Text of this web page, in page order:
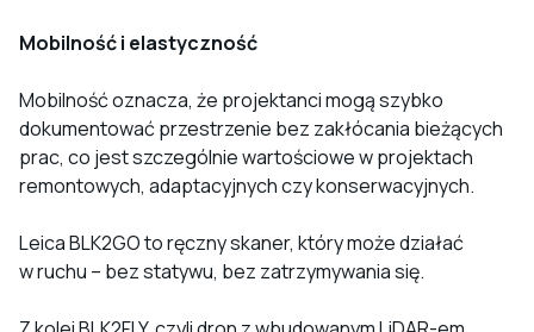
Mobilność i elastyczność
Mobilność oznacza, że projektanci mogą szybko
dokumentować przestrzenie bez zakłócania bieżących
prac, co jest szczególnie wartościowe w projektach
remontowych, adaptacyjnych czy konserwacyjnych.
Leica BLK2GO to ręczny skaner, który może działać
w ruchu – bez statywu, bez zatrzymywania się.